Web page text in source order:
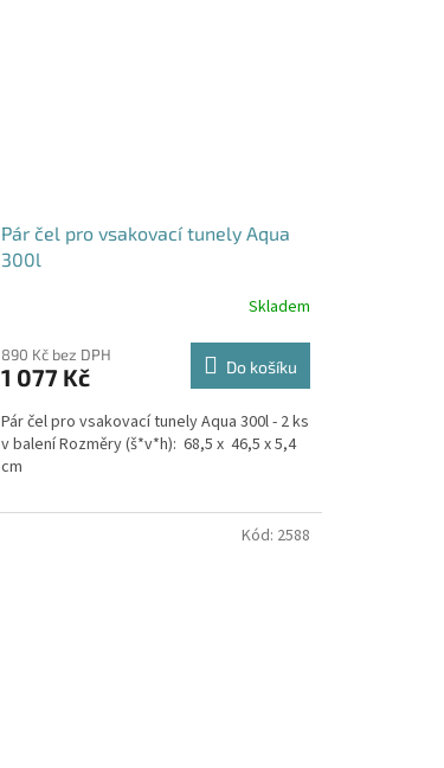
Pár čel pro vsakovací tunely Aqua
300l
Skladem
890 Kč bez DPH
1 077 Kč Do košíku
Pár čel pro vsakovací tunely Aqua 300l - 2 ks
v balení Rozměry (š*v*h): 68,5 x 46,5 x 5,4
cm
Kód: 2588